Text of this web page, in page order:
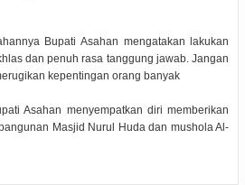
Bupati Asahan mengatakan lakukan
dan penuh rasa tanggung jawab. Jangan
kepentingan orang banyak
Asahan menyempatkan diri memberikan
Masjid Nurul Huda dan mushola Al-